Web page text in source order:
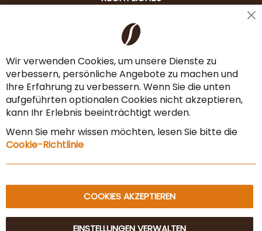
Liefer- & Versandkosten
AGB & Widerrufsrecht
Vertrag widerrufen
Impressum
Datenschutz & Sicherheit
Wir verwenden Cookies, um unsere Dienste zu
verbessern, persönliche Angebote zu machen und
Ihre Erfahrung zu verbessern. Wenn Sie die unten
aufgeführten optionalen Cookies nicht akzeptieren,
kann Ihr Erlebnis beeinträchtigt werden.
Wenn Sie mehr wissen möchten, lesen Sie bitte die
Cookie-Richtlinie
COOKIES AKZEPTIEREN
EINSTELLUNGEN VERWALTEN